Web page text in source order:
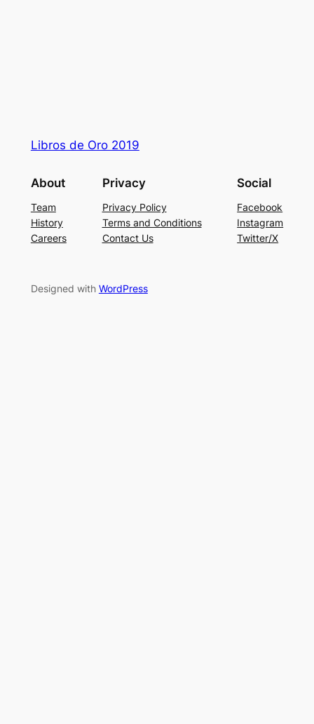
Libros de Oro 2019
About
Team
History
Careers
Privacy
Privacy Policy
Terms and Conditions
Contact Us
Social
Facebook
Instagram
Twitter/X
Designed with WordPress